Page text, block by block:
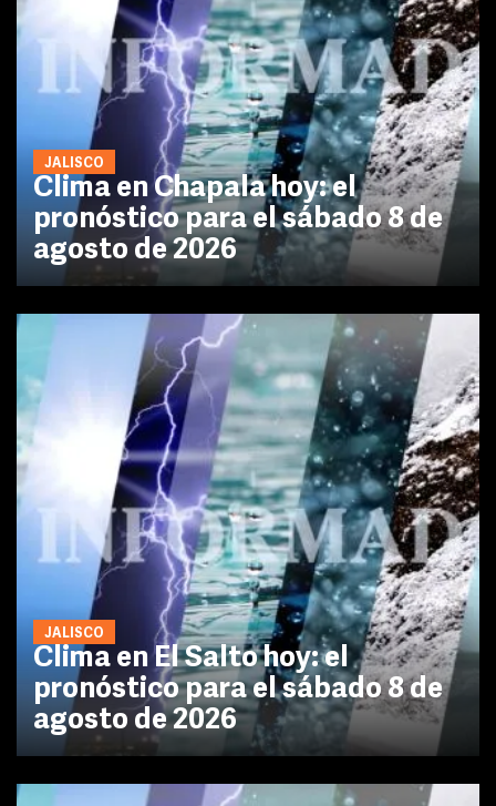
JALISCO
Clima en Chapala hoy: el
pronóstico para el sábado 8 de
agosto de 2026
JALISCO
Clima en El Salto hoy: el
pronóstico para el sábado 8 de
agosto de 2026